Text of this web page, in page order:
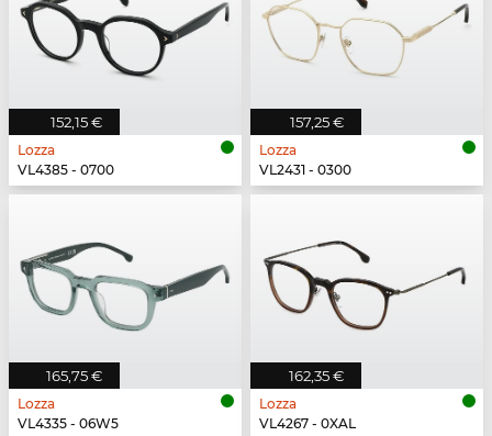
152,15 €
Lozza
VL4385 - 0700
157,25 €
Lozza
VL2431 - 0300
165,75 €
Lozza
VL4335 - 06W5
162,35 €
Lozza
VL4267 - 0XAL